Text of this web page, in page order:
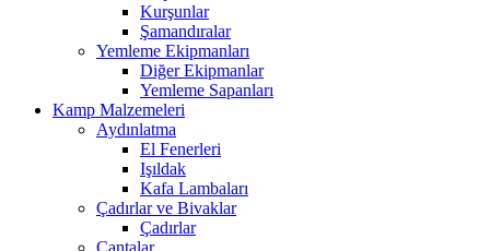
Kurşunlar
Şamandıralar
Yemleme Ekipmanları
Diğer Ekipmanlar
Yemleme Sapanları
Kamp Malzemeleri
Aydınlatma
El Fenerleri
Işıldak
Kafa Lambaları
Çadırlar ve Bivaklar
Çadırlar
Çantalar